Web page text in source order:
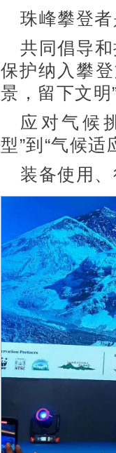
珠峰攀登
共同倡导
保护纳入攀
景，留下文
应对气候
型”到“气候适
装备使用